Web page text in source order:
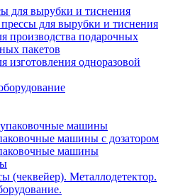
для вырубки и тиснения
для вырубки и тиснения
производства подарочных
пакетов
изготовления одноразовой
упаковочные машины
машины с дозатором
машины
(чеквейер). Металлодетектор.